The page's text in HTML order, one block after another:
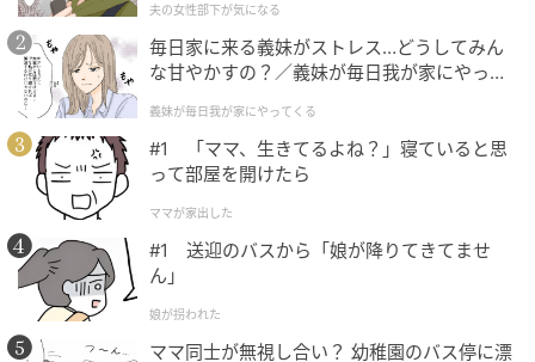
仕事の用事で移動している間や、出張先での業務中・
宿泊中の行動は、基本的に業務災害として認められる
可能性が高いです。ただし、出張中に個人的な観光な
ど私的な行動をしていて体調を崩した場合は、対象外
となる可能性が高いので注意しましょう。
夫の女性部下が気になる
毎日家に来る義妹がストレス…どうしてみん
な甘やかすの？／義妹が毎日我が家にやって
が】
義妹が毎日我が家にやってくる
#1 「ママ、生きてるよね？」寝ていると思
って部屋を開けたら
ママが家出した
#1 送迎のバスから「娘が降りてきてませ
ん」
娘が拐われた
ママ同士が無視し合い？ 幼稚園のバス停に漂